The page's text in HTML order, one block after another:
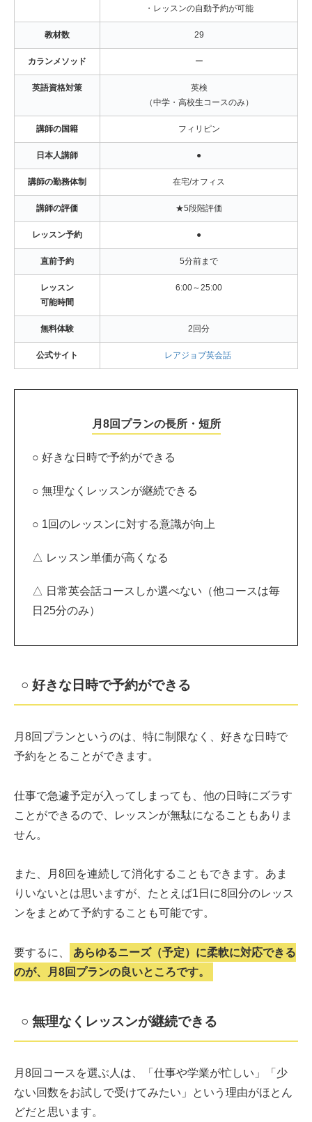
・レッスンの自動予約が可能
教材数 29
カランメソッド ー
英語資格対策
英検
（中学・高校生コースのみ）
講師の国籍 フィリピン
日本人講師 ●
講師の勤務体制 在宅/オフィス
講師の評価 ★5段階評価
レッスン予約 ●
直前予約 5分前まで
レッスン
可能時間
6:00～25:00
無料体験 2回分
公式サイト レアジョブ英会話
月8回プランの長所・短所
○ 好きな日時で予約ができる
○ 無理なくレッスンが継続できる
○ 1回のレッスンに対する意識が向上
△ レッスン単価が高くなる
△ 日常英会話コースしか選べない（他コースは毎
日25分のみ）
○ 好きな日時で予約ができる
月8回プランというのは、特に制限なく、好きな日時で
予約をとることができます。
仕事で急遽予定が入ってしまっても、他の日時にズラす
ことができるので、レッスンが無駄になることもありま
せん。
また、月8回を連続して消化することもできます。あま
りいないとは思いますが、たとえば1日に8回分のレッス
ンをまとめて予約することも可能です。
要するに、
あらゆるニーズ（予定）に柔軟に対応できる
のが、月8回プランの良いところです。
○ 無理なくレッスンが継続できる
月8回コースを選ぶ人は、「仕事や学業が忙しい」「少
ない回数をお試しで受けてみたい」という理由がほとん
どだと思います。